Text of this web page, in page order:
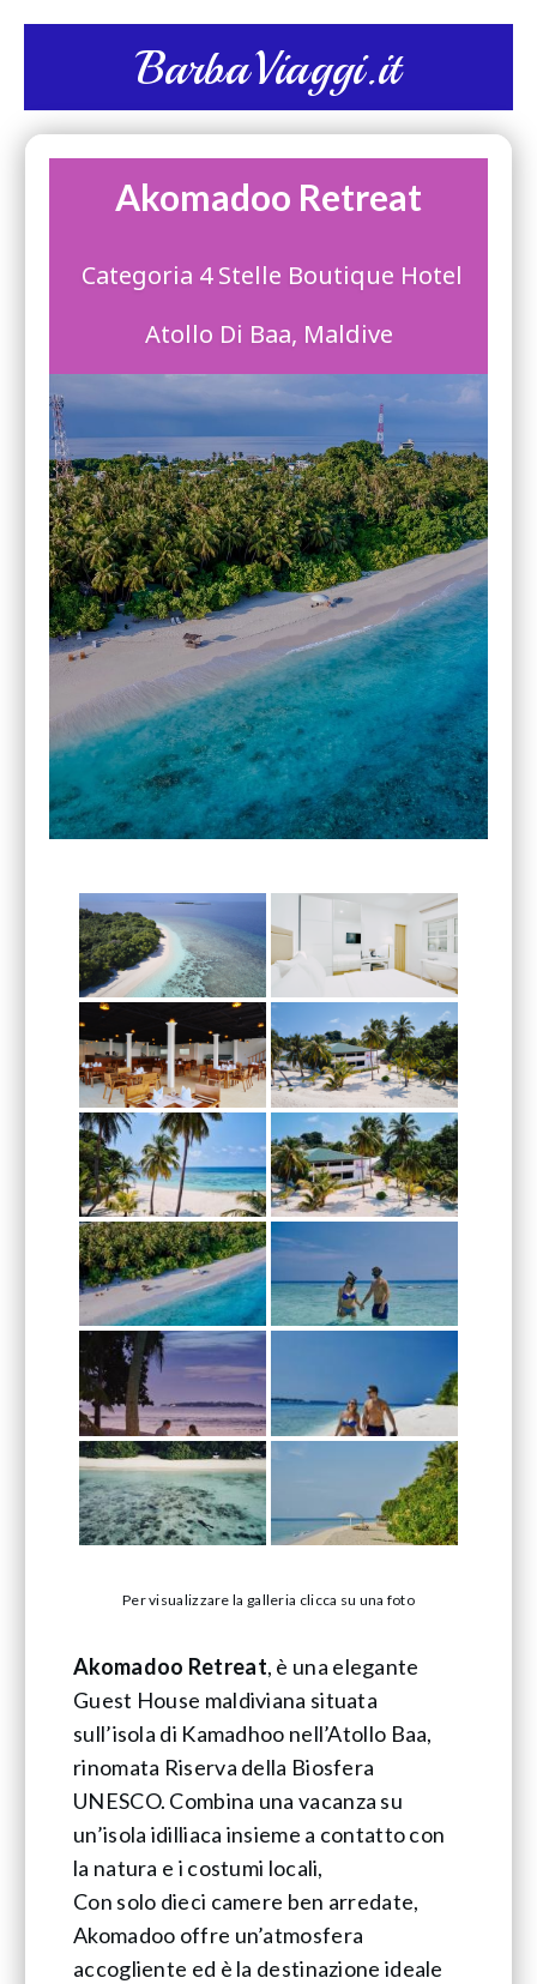
BarbaViaggi.it
Akomadoo Retreat
Categoria 4 Stelle Boutique Hotel
Atollo Di Baa, Maldive
Per visualizzare la galleria clicca su una foto
Akomadoo Retreat, è una elegante
Guest House maldiviana situata
sull’isola di Kamadhoo nell’Atollo Baa,
rinomata Riserva della Biosfera
UNESCO. Combina una vacanza su
un’isola idilliaca insieme a contatto con
la natura e i costumi locali,
Con solo dieci camere ben arredate,
Akomadoo offre un’atmosfera
accogliente ed è la destinazione ideale